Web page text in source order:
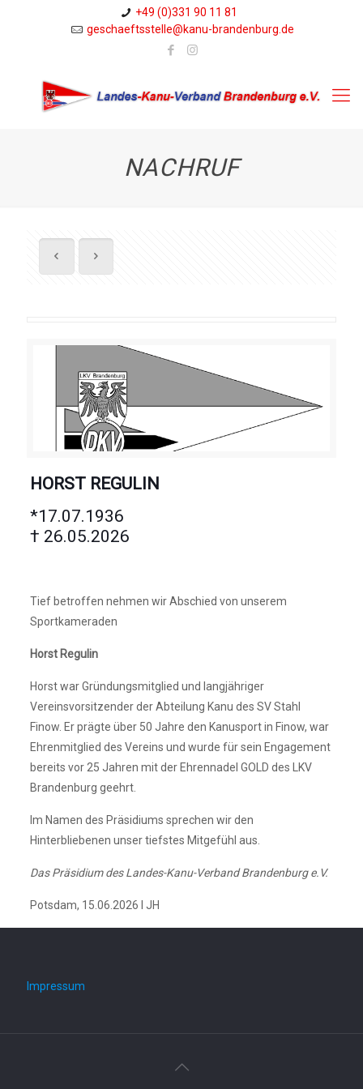
+49 (0)331 90 11 81
geschaeftsstelle@kanu-brandenburg.de
NACHRUF
HORST REGULIN
*17.07.1936
† 26.05.2026
Tief betroffen nehmen wir Abschied von unserem
Sportkameraden
Horst Regulin
Horst war Gründungsmitglied und langjähriger
Vereinsvorsitzender der Abteilung Kanu des SV Stahl
Finow. Er prägte über 50 Jahre den Kanusport in Finow, war
Ehrenmitglied des Vereins und wurde für sein Engagement
bereits vor 25 Jahren mit der Ehrennadel GOLD des LKV
Brandenburg geehrt.
Im Namen des Präsidiums sprechen wir den
Hinterbliebenen unser tiefstes Mitgefühl aus.
Das Präsidium des Landes-Kanu-Verband Brandenburg e.V.
Potsdam, 15.06.2026 I JH
Impressum